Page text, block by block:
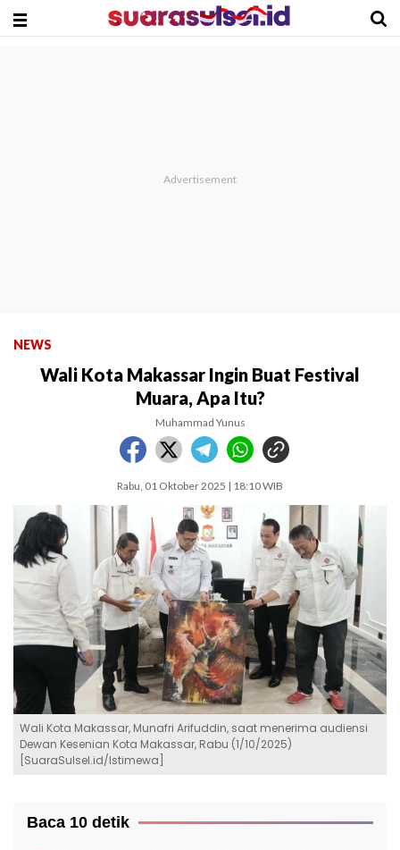
NEWS
Wali Kota Makassar Ingin Buat Festival
Muara, Apa Itu?
Muhammad Yunus
Rabu, 01 Oktober 2025 | 18:10 WIB
Wali Kota Makassar, Munafri Arifuddin, saat menerima audiensi
Dewan Kesenian Kota Makassar, Rabu (1/10/2025)
[SuaraSulsel.id/Istimewa]
Baca 10 detik